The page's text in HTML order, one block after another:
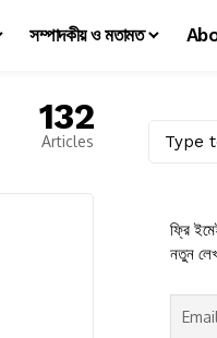
সম্পাদকীয় ও মতামত
132
Articles
ফ্রি
নতুন